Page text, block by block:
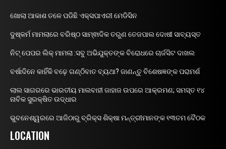
ଖୋଲା ଆକାଶ ତଳେ ପଡିଛି ଏକ୍ସପାଏରୀ ମେଡିସିନ
ଦୁଷ୍କର୍ମ ମାମଲାରେ ବରିଷ୍ଠ ସାମ୍ଵାଦିକ ତରୁଣ ତେଜପାଲ ଦୋଷୀ ସାବ୍ୟସ୍ତ
ନିଟ୍ ପେପର ଲିକ୍ ମାମଲା :ସବୁ ଅଭିଯୁକ୍ତଙ୍କ ବିରୋଧରେ ଚାର୍ଜସିଟ ଦାଖଲ
ବର୍ଷାଦିନେ କାହିଁକି ବଢ଼େ ଗଣ୍ଠିବାତ ବ୍ୟଥା? ଜାଣନ୍ତୁ ବିଶେଷଜ୍ଞଙ୍କ ପରାମର୍ଶ
ଲାଲ ସାଗରରେ ଭାରତୀୟ ମାଲବାହୀ ଜାହାଜ ଉପରେ ଆକ୍ରମଣ; ସମସ୍ତ ୧୪
ନାବିକ ସୁରକ୍ଷିତ ଉଦ୍ଧାର
ଭୁବନେଶ୍ୱରରେ ଆଜିଠାରୁ ବ୍ରିକ୍ସ ଶିକ୍ଷା ମନ୍ତ୍ରୀମାନଙ୍କ ୧୩ତମ ବୈଠକ
LOCATION